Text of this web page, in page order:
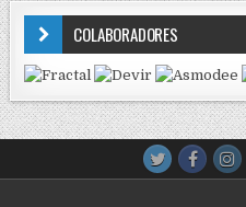
COLABORADORES